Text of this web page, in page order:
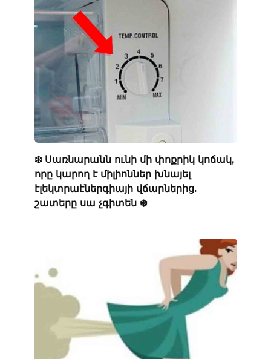
❄️ Սառնարանն ունի մի փոքրիկ կոճակ,
որը կարող է միլիոններ խնայել
էլեկտրաէներգիայի վճարներից.
շատերը սա չգիտեն ❄️